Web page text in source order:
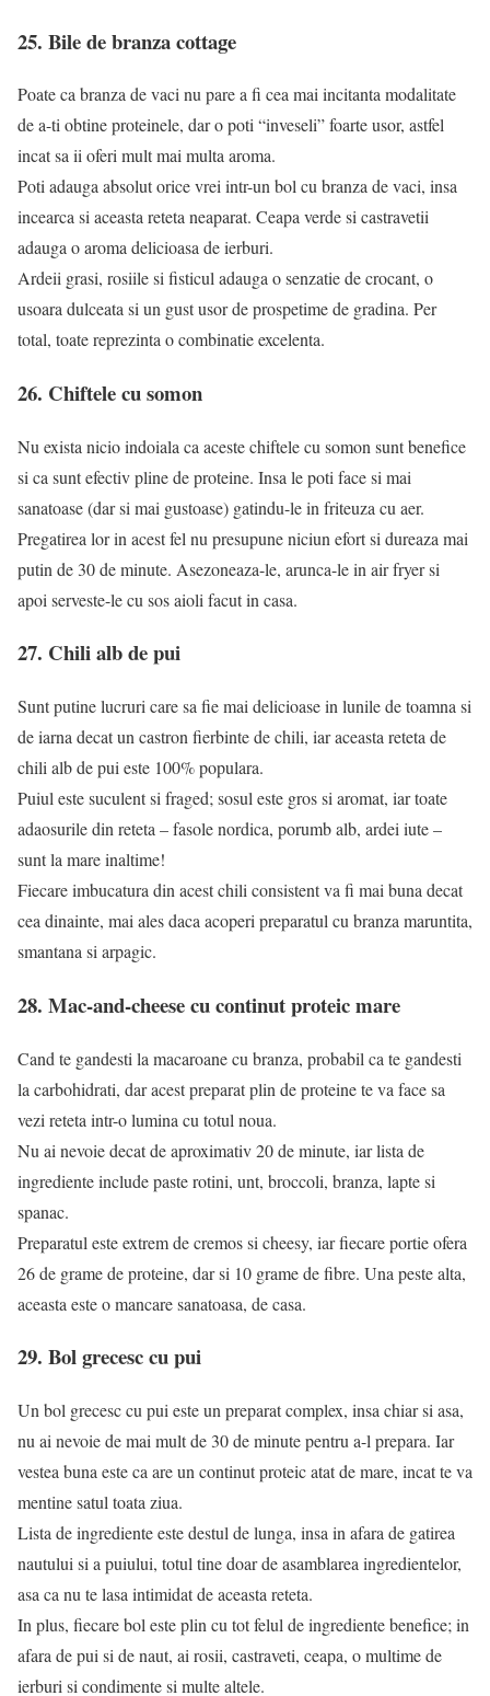
25. Bile de branza cottage
Poate ca branza de vaci nu pare a fi cea mai incitanta modalitate
de a-ti obtine proteinele, dar o poti “inveseli” foarte usor, astfel
incat sa ii oferi mult mai multa aroma.
Poti adauga absolut orice vrei intr-un bol cu branza de vaci, insa
incearca si aceasta reteta neaparat. Ceapa verde si castravetii
adauga o aroma delicioasa de ierburi.
Ardeii grasi, rosiile si fisticul adauga o senzatie de crocant, o
usoara dulceata si un gust usor de prospetime de gradina. Per
total, toate reprezinta o combinatie excelenta.
26. Chiftele cu somon
Nu exista nicio indoiala ca aceste chiftele cu somon sunt benefice
si ca sunt efectiv pline de proteine. Insa le poti face si mai
sanatoase (dar si mai gustoase) gatindu-le in friteuza cu aer.
Pregatirea lor in acest fel nu presupune niciun efort si dureaza mai
putin de 30 de minute. Asezoneaza-le, arunca-le in air fryer si
apoi serveste-le cu sos aioli facut in casa.
27. Chili alb de pui
Sunt putine lucruri care sa fie mai delicioase in lunile de toamna si
de iarna decat un castron fierbinte de chili, iar aceasta reteta de
chili alb de pui este 100% populara.
Puiul este suculent si fraged; sosul este gros si aromat, iar toate
adaosurile din reteta – fasole nordica, porumb alb, ardei iute –
sunt la mare inaltime!
Fiecare imbucatura din acest chili consistent va fi mai buna decat
cea dinainte, mai ales daca acoperi preparatul cu branza maruntita,
smantana si arpagic.
28. Mac-and-cheese cu continut proteic mare
Cand te gandesti la macaroane cu branza, probabil ca te gandesti
la carbohidrati, dar acest preparat plin de proteine te va face sa
vezi reteta intr-o lumina cu totul noua.
Nu ai nevoie decat de aproximativ 20 de minute, iar lista de
ingrediente include paste rotini, unt, broccoli, branza, lapte si
spanac.
Preparatul este extrem de cremos si cheesy, iar fiecare portie ofera
26 de grame de proteine, dar si 10 grame de fibre. Una peste alta,
aceasta este o mancare sanatoasa, de casa.
29. Bol grecesc cu pui
Un bol grecesc cu pui este un preparat complex, insa chiar si asa,
nu ai nevoie de mai mult de 30 de minute pentru a-l prepara. Iar
vestea buna este ca are un continut proteic atat de mare, incat te va
mentine satul toata ziua.
Lista de ingrediente este destul de lunga, insa in afara de gatirea
nautului si a puiului, totul tine doar de asamblarea ingredientelor,
asa ca nu te lasa intimidat de aceasta reteta.
In plus, fiecare bol este plin cu tot felul de ingrediente benefice; in
afara de pui si de naut, ai rosii, castraveti, ceapa, o multime de
ierburi si condimente si multe altele.